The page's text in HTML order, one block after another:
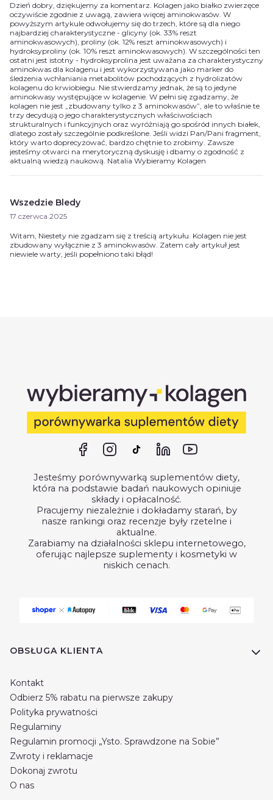
Dzień dobry, dziękujemy za komentarz. Kolagen jako białko zwierzęce
oczywiście zgodnie z uwagą, zawiera więcej aminokwasów. W
powyższym artykule odwołujemy się do trzech, które są dla niego
najbardziej charakterystyczne - glicyny (ok. 33% reszt
aminokwasowych), proliny (ok. 12% reszt aminokwasowych) i
hydroksyproliny (ok. 10% reszt aminokwasowych). W szczególności ten
ostatni jest istotny - hydroksyprolina jest uważana za charakterystyczny
aminokwas dla kolagenu i jest wykorzystywana jako marker do
śledzenia wchłaniania metabolitów pochodzących z hydrolizatów
kolagenu do krwiobiegu. Nie stwierdzamy jednak, że są to jedyne
aminokwasy występujące w kolagenie. W pełni się zgadzamy, że
kolagen nie jest „zbudowany tylko z 3 aminokwasów”, ale to właśnie te
trzy decydują o jego charakterystycznych właściwościach
strukturalnych i funkcyjnych oraz wyróżniają go spośród innych białek,
dlatego zostały szczególnie podkreślone. Jeśli widzi Pan/Pani fragment,
który warto doprecyzować, bardzo chętnie to zrobimy. Zawsze
jesteśmy otwarci na merytoryczną dyskusję i dbamy o zgodność z
aktualną wiedzą naukową. Natalia Wybieramy Kolagen
Wszedzie Bledy
17 czerwca 2025
Witam, Niestety nie zgadzam się z treścią artykułu. Kolagen nie jest
zbudowany wyłącznie z 3 aminokwasów. Zatem cały artykuł jest
niewiele warty, jeśli popełniono taki błąd!
Jesteśmy porównywarką suplementów diety,
która na podstawie badań naukowych opiniuje
składy i opłacalność.
Pracujemy niezależnie i dokładamy starań, by
nasze rankingi oraz recenzje były rzetelne i
aktualne.
Zarabiamy na działalności sklepu internetowego,
oferując najlepsze suplementy i kosmetyki w
niskich cenach.
Linki w stopce
OBSŁUGA KLIENTA
Kontakt
Odbierz 5% rabatu na pierwsze zakupy
Polityka prywatności
Regulaminy
Regulamin promocji „Ysto. Sprawdzone na Sobie”
Zwroty i reklamacje
Dokonaj zwrotu
O nas